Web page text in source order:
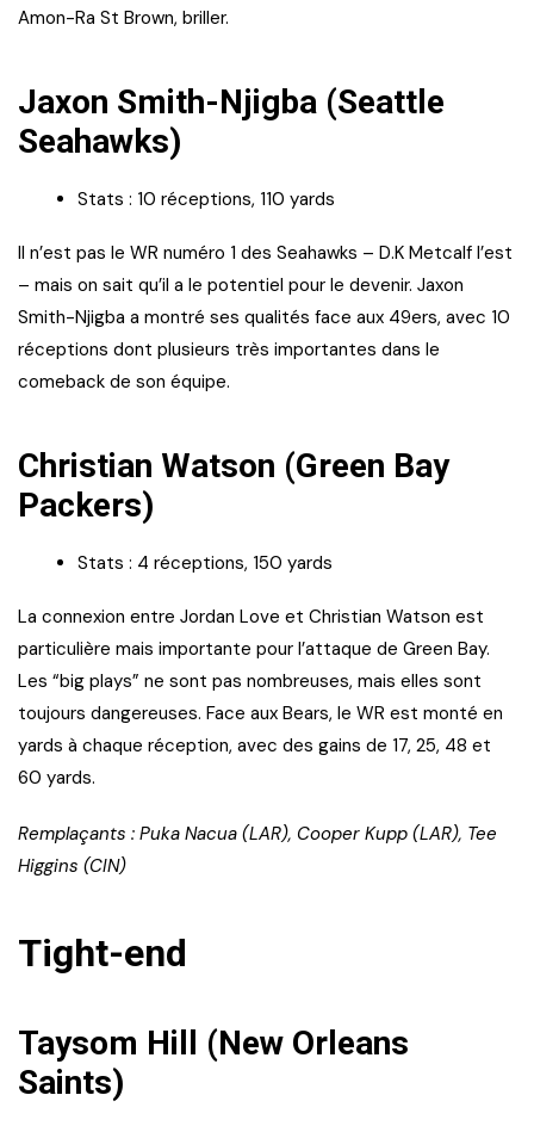
Amon-Ra St Brown, briller.
Jaxon Smith-Njigba (Seattle
Seahawks)
Stats : 10 réceptions, 110 yards
Il n’est pas le WR numéro 1 des Seahawks – D.K Metcalf l’est
– mais on sait qu’il a le potentiel pour le devenir. Jaxon
Smith-Njigba a montré ses qualités face aux 49ers, avec 10
réceptions dont plusieurs très importantes dans le
comeback de son équipe.
Christian Watson (Green Bay
Packers)
Stats : 4 réceptions, 150 yards
La connexion entre Jordan Love et Christian Watson est
particulière mais importante pour l’attaque de Green Bay.
Les “big plays” ne sont pas nombreuses, mais elles sont
toujours dangereuses. Face aux Bears, le WR est monté en
yards à chaque réception, avec des gains de 17, 25, 48 et
60 yards.
Remplaçants : Puka Nacua (LAR), Cooper Kupp (LAR), Tee
Higgins (CIN)
Tight-end
Taysom Hill (New Orleans
Saints)